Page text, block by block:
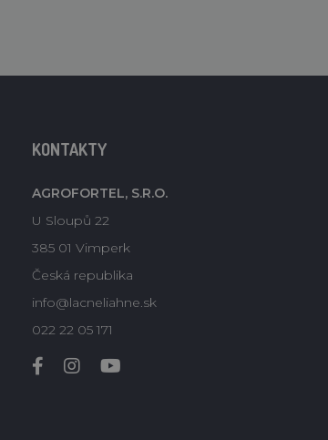
KONTAKTY
AGROFORTEL, S.R.O.
U Sloupů 22
385 01 Vimperk
Česká republika
info@lacneliahne.sk
022 22 05 171